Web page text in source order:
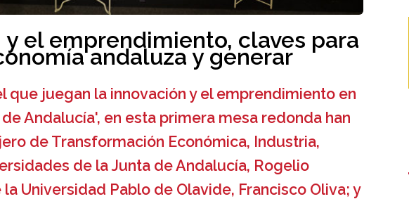
y el emprendimiento, claves para
andaluza y generar
que juegan la innovación y el emprendimiento en
Andalucía', en esta primera mesa redonda han
de Transformación Económica, Industria,
de la Junta de Andalucía, Rogelio
Universidad Pablo de Olavide, Francisco Oliva; y